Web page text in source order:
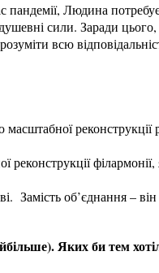
пандемії, Людина
сили. Заради
всю
реконструкції
філармонії,
об’єднання – він
Яких би тем